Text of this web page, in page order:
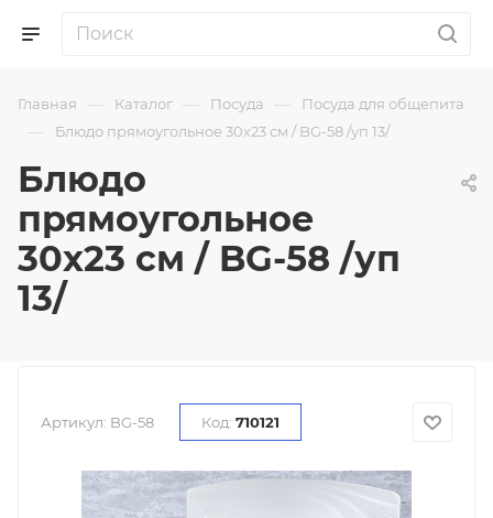
Главная — Каталог — Посуда — Посуда для общепита
— Блюдо прямоугольное 30х23 см / BG-58 /уп 13/
Блюдо
прямоугольное
30х23 см / BG-58 /уп
13/
Артикул: BG-58 Код: 710121